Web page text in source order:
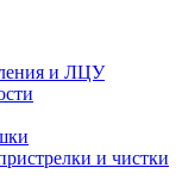
и ЛЦУ
и чистки